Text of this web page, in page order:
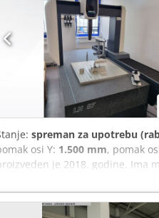
spreman za upotrebu
osi Y: 1.500 mm, pomak
je 2018. godine. Ima
Stroj je opremljen naprednim
visokokvalitetne
o Wenzel LH 87 CMM stroju koji